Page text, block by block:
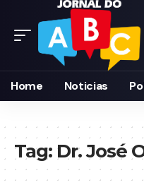
Home Noticias
Tag: Dr. José